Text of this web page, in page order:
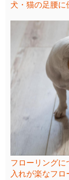
犬・猫の足腰に
フローリングに
入れが楽なフ